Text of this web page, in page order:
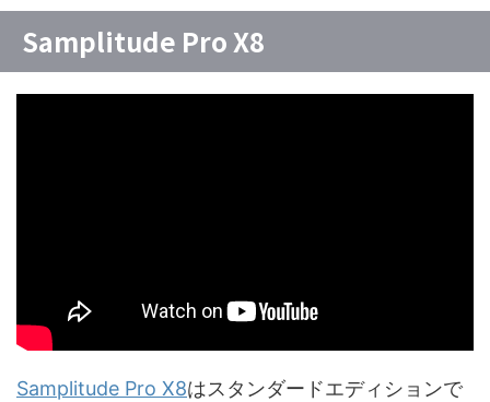
Samplitude Pro X8
Samplitude Pro X8はスタンダードエディションで